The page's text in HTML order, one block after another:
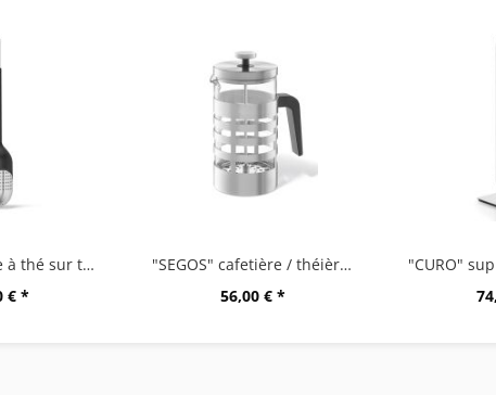
"TAMIO" boule à thé sur tige
€ *
"SEGOS" cafetière / théièreà piston
56,00 € *